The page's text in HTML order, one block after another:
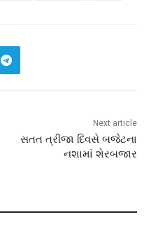
Next article
સતત ત્રીજા દિવસે બજેટના
નશામાં શેરબજાર